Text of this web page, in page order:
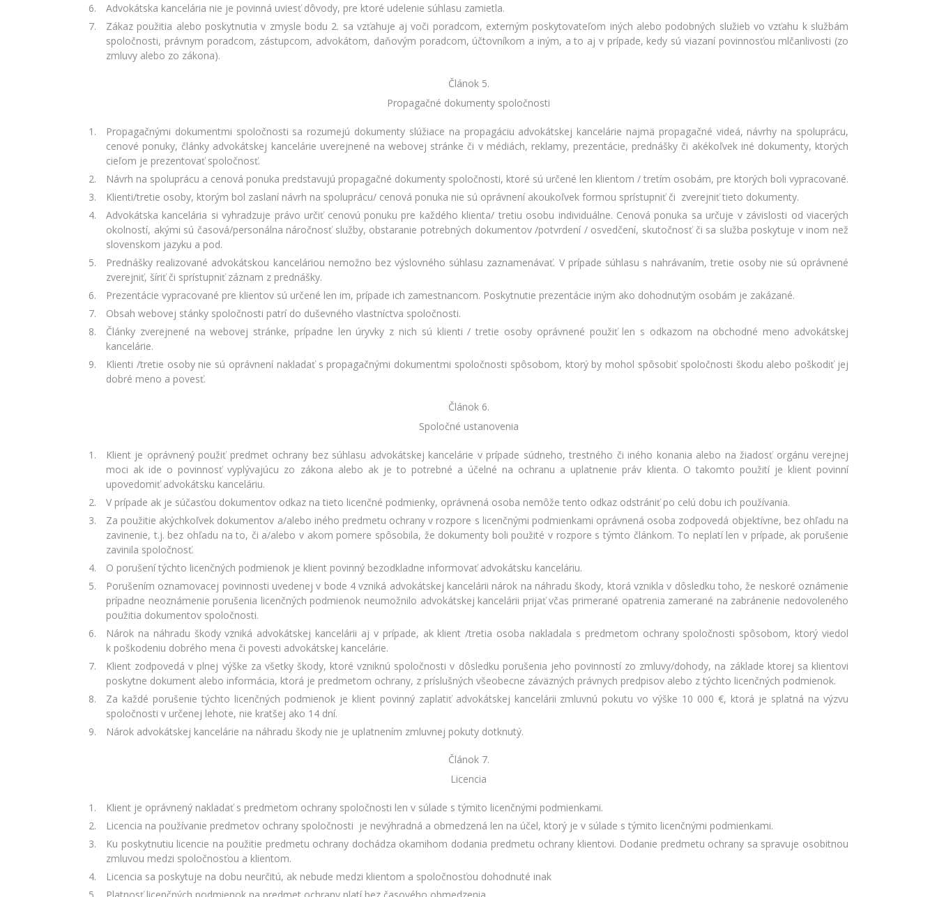
Advokátska kancelária nie je povinná uviesť dôvody, pre ktoré udelenie súhlasu zamietla.
Zákaz použitia alebo poskytnutia v zmysle bodu 2. sa vzťahuje aj voči poradcom, externým poskytovateľom iných alebo podobných služieb vo vzťahu k službám
spoločnosti, právnym poradcom, zástupcom, advokátom, daňovým poradcom, účtovníkom a iným, a to aj v prípade, kedy sú viazaní povinnosťou mlčanlivosti (zo
zmluvy alebo zo zákona).
Článok 5.
Propagačné dokumenty spoločnosti
Propagačnými dokumentmi spoločnosti sa rozumejú dokumenty slúžiace na propagáciu advokátskej kancelárie najmä propagačné videá, návrhy na spoluprácu,
cenové ponuky, články advokátskej kancelárie uverejnené na webovej stránke či v médiách, reklamy, prezentácie, prednášky či akékoľvek iné dokumenty, ktorých
cieľom je prezentovať spoločnosť.
Návrh na spoluprácu a cenová ponuka predstavujú propagačné dokumenty spoločnosti, ktoré sú určené len klientom / tretím osobám, pre ktorých boli vypracované.
Klienti/tretie osoby, ktorým bol zaslaní návrh na spoluprácu/ cenová ponuka nie sú oprávnení akoukoľvek formou sprístupniť či zverejniť tieto dokumenty.
Advokátska kancelária si vyhradzuje právo určiť cenovú ponuku pre každého klienta/ tretiu osobu individuálne. Cenová ponuka sa určuje v závislosti od viacerých
okolností, akými sú časová/personálna náročnosť služby, obstaranie potrebných dokumentov /potvrdení / osvedčení, skutočnosť či sa služba poskytuje v inom než
slovenskom jazyku a pod.
Prednášky realizované advokátskou kanceláriou nemožno bez výslovného súhlasu zaznamenávať. V prípade súhlasu s nahrávaním, tretie osoby nie sú oprávnené
zverejniť, šíriť či sprístupniť záznam z prednášky.
Prezentácie vypracované pre klientov sú určené len im, prípade ich zamestnancom. Poskytnutie prezentácie iným ako dohodnutým osobám je zakázané.
Obsah webovej stánky spoločnosti patrí do duševného vlastníctva spoločnosti.
Články zverejnené na webovej stránke, prípadne len úryvky z nich sú klienti / tretie osoby oprávnené použiť len s odkazom na obchodné meno advokátskej
kancelárie.
Klienti /tretie osoby nie sú oprávnení nakladať s propagačnými dokumentmi spoločnosti spôsobom, ktorý by mohol spôsobiť spoločnosti škodu alebo poškodiť jej
dobré meno a povesť.
Článok 6.
Spoločné ustanovenia
Klient je oprávnený použiť predmet ochrany bez súhlasu advokátskej kancelárie v prípade súdneho, trestného či iného konania alebo na žiadosť orgánu verejnej
moci ak ide o povinnosť vyplývajúcu zo zákona alebo ak je to potrebné a účelné na ochranu a uplatnenie práv klienta. O takomto použití je klient povinní
upovedomiť advokátsku kanceláriu.
V prípade ak je súčasťou dokumentov odkaz na tieto licenčné podmienky, oprávnená osoba nemôže tento odkaz odstrániť po celú dobu ich používania.
Za použitie akýchkoľvek dokumentov a/alebo iného predmetu ochrany v rozpore s licenčnými podmienkami oprávnená osoba zodpovedá objektívne, bez ohľadu na
zavinenie, t.j. bez ohľadu na to, či a/alebo v akom pomere spôsobila, že dokumenty boli použité v rozpore s týmto článkom. To neplatí len v prípade, ak porušenie
zavinila spoločnosť.
O porušení týchto licenčných podmienok je klient povinný bezodkladne informovať advokátsku kanceláriu.
Porušením oznamovacej povinnosti uvedenej v bode 4 vzniká advokátskej kancelárii nárok na náhradu škody, ktorá vznikla v dôsledku toho, že neskoré oznámenie
prípadne neoznámenie porušenia licenčných podmienok neumožnilo advokátskej kancelárii prijať včas primerané opatrenia zamerané na zabránenie nedovoleného
použitia dokumentov spoločnosti.
Nárok na náhradu škody vzniká advokátskej kancelárii aj v prípade, ak klient /tretia osoba nakladala s predmetom ochrany spoločnosti spôsobom, ktorý viedol
k poškodeniu dobrého mena či povesti advokátskej kancelárie.
Klient zodpovedá v plnej výške za všetky škody, ktoré vzniknú spoločnosti v dôsledku porušenia jeho povinností zo zmluvy/dohody, na základe ktorej sa klientovi
poskytne dokument alebo informácia, ktorá je predmetom ochrany, z príslušných všeobecne záväzných právnych predpisov alebo z týchto licenčných podmienok.
Za každé porušenie týchto licenčných podmienok je klient povinný zaplatiť advokátskej kancelárii zmluvnú pokutu vo výške 10 000 €, ktorá je splatná na výzvu
spoločnosti v určenej lehote, nie kratšej ako 14 dní.
Nárok advokátskej kancelárie na náhradu škody nie je uplatnením zmluvnej pokuty dotknutý.
Článok 7.
Licencia
Klient je oprávnený nakladať s predmetom ochrany spoločnosti len v súlade s týmito licenčnými podmienkami.
Licencia na používanie predmetov ochrany spoločnosti je nevýhradná a obmedzená len na účel, ktorý je v súlade s týmito licenčnými podmienkami.
Ku poskytnutiu licencie na použitie predmetu ochrany dochádza okamihom dodania predmetu ochrany klientovi. Dodanie predmetu ochrany sa spravuje osobitnou
zmluvou medzi spoločnosťou a klientom.
Licencia sa poskytuje na dobu neurčitú, ak nebude medzi klientom a spoločnosťou dohodnuté inak